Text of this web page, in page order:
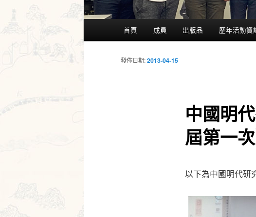
首頁 成員 出版品 歷年活動資
中國明
屆第一
發佈日期:2013-04-15
以下為中國明代研